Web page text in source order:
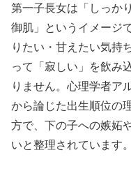
第一子長女は「しっか
御肌」というイメージ
りたい・甘えたい気持
って「寂しい」を飲み
りません。心理学者ア
から論じた出生順位の
方で、下の子への嫉妬
いと整理されています。